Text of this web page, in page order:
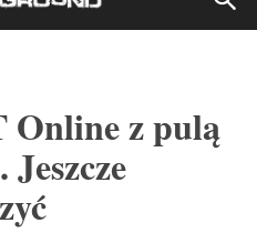
Online z pulą